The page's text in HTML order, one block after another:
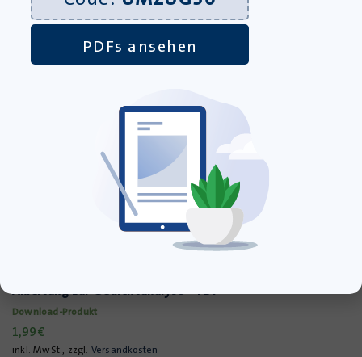
»In den Warenkorb
Anleitung zur Gedichtanalyse – PDF
Download-Produkt
1,99€
inkl. MwSt., zzgl. Versandkosten
PDFs ansehen